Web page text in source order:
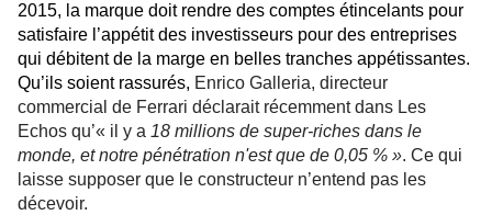
2015, la marque doit rendre des comptes étincelants pour
satisfaire l’appétit des investisseurs pour des entreprises
qui débitent de la marge en belles tranches appétissantes.
Qu’ils soient rassurés, Enrico Galleria, directeur
commercial de Ferrari déclarait récemment dans Les
Echos qu’« il y a 18 millions de super-riches dans le
monde, et notre pénétration n'est que de 0,05 % ». Ce qui
laisse supposer que le constructeur n’entend pas les
décevoir.